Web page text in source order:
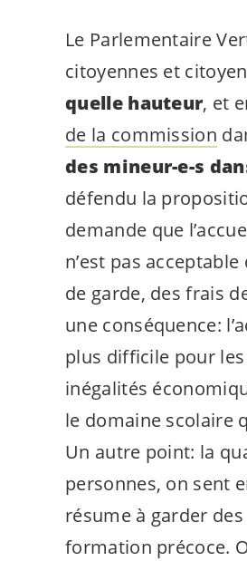
Le Parlementaire
citoyennes et
quelle hauteur, et
de la commission
des mineur-e-s
défendu la
demande que
n’est pas
de garde, des frais
une conséquence:
plus difficile pour
inégalités
le domaine scolaire
Un autre point: la
personnes, on sent
résume à garder
formation précoce.